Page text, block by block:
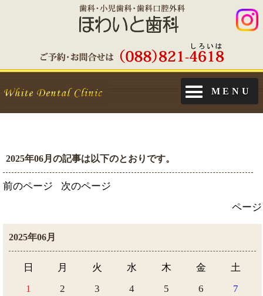
MENU
2025年06月の記事は以下のとおりです。
前のページ
次のページ
ページ
2025年06月
日 月 火 水 木 金
土
1
2 3 4 5 6
7